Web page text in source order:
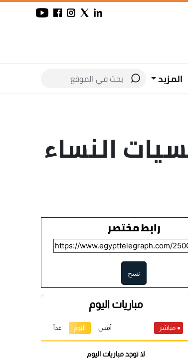
المزيد
النساء
رابط مختصر
نسخ